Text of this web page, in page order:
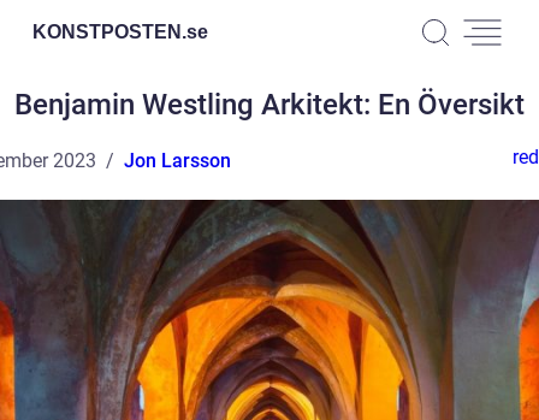
KONSTPOSTEN.se
Benjamin Westling Arkitekt: En Översikt
2023 Jon Larsson